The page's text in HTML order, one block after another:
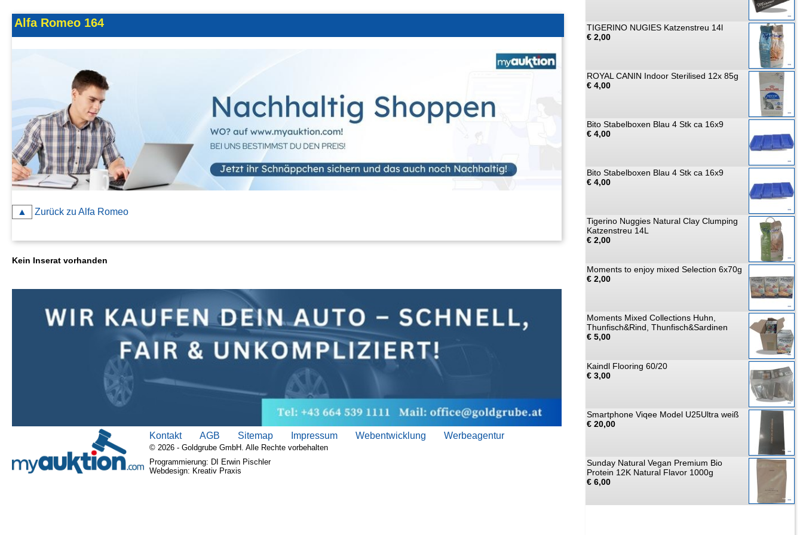
AGB, Nutzungsbedingungen
TIGERINO NUGIES Katzenstreu 14l
€ 2,00
ROYAL CANIN Indoor Sterilised 12x 85g
€ 4,00
Bito Stabelboxen Blau 4 Stk ca 16x9
€ 4,00
Bito Stabelboxen Blau 4 Stk ca 16x9
€ 4,00
Tigerino Nuggies Natural Clay Clumping
Katzenstreu 14L
€ 2,00
Moments to enjoy mixed Selection 6x70g
€ 2,00
Moments Mixed Collections Huhn,
Thunfisch&Rind, Thunfisch&Sardinen
€ 5,00
Kaindl Flooring 60/20
€ 3,00
Smartphone Viqee Model U25Ultra weiß
€ 20,00
Sunday Natural Vegan Premium Bio
Protein 12K Natural Flavor 1000g
€ 6,00
Alfa Romeo 164
▲ Zurück zu Alfa Romeo
Kein Inserat vorhanden
Kontakt AGB Sitemap Impressum Webentwicklung Werbeagentur
© 2026 - Goldgrube GmbH. Alle Rechte vorbehalten
Programmierung: DI Erwin Pischler
Webdesign: Kreativ Praxis